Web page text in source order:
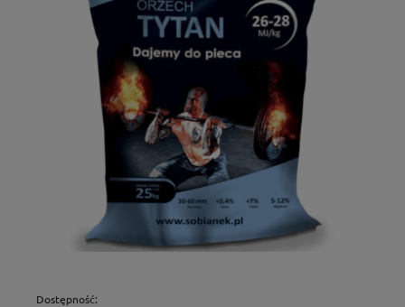
Dostępność: